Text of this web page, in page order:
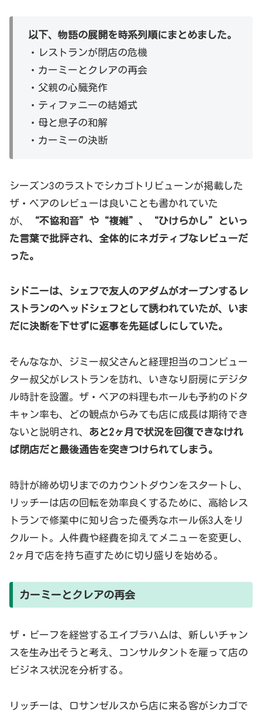
以下、物語の展開を時系列順にまとめました。
・レストランが閉店の危機
・カーミーとクレアの再会
・父親の心臓発作
・ティファニーの結婚式
・母と息子の和解
・カーミーの決断
シーズン3のラストでシカゴトリビューンが掲載した
ザ・ベアのレビューは良いことも書かれていた
が、
“不協和音”や“複雑”、“ひけらかし”といっ
た言葉で批評され、全体的にネガティブなレビューだ
った。
シドニーは、シェフで友人のアダムがオープンするレ
ストランのヘッドシェフとして誘われていたが、いま
だに決断を下せずに返事を先延ばしにしていた。
そんななか、ジミー叔父さんと経理担当のコンピュー
ター叔父がレストランを訪れ、いきなり厨房にデジタ
ル時計を設置。ザ・ベアの料理もホールも予約のドタ
キャン率も、どの観点からみても店に成長は期待でき
ないと説明され、 あと2ヶ月で状況を回復できなけれ
ば閉店だと最後通告を突きつけられてしまう。
時計が締め切りまでのカウントダウンをスタートし、
リッチーは店の回転を効率良くするために、高給レス
トランで修業中に知り合った優秀なホール係3人をリ
クルート。人件費や経費を抑えてメニューを変更し、
2ヶ月で店を持ち直すために切り盛りを始める。
カーミーとクレアの再会
ザ・ビーフを経営するエイブラハムは、新しいチャン
スを生み出そうと考え、コンサルタントを雇って店の
ビジネス状況を分析する。
リッチーは、ロサンゼルスから店に来る客がシカゴで